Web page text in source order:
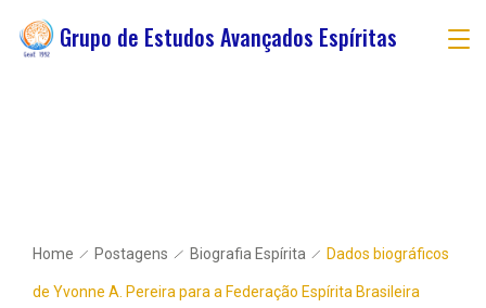
Skip
Grupo de Estudos Avançados Espíritas
Home Postagens Biografia Espírita Dados biográficos
de Yvonne A. Pereira para a Federação Espírita Brasileira